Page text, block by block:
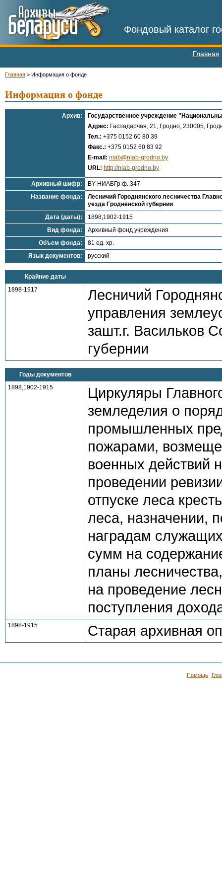
Фондовый каталог
Главная
Главная > Информация о фонде
Информация о фонде
Архив:
Государственное учреждение
Адрес: Гаспадарчая, 21, Гродно, 230005,
Тел.: +375 0152 60 80 39
Факс.: +375 0152 60 83 92
E-mail: niab@niab-grodno.by
URL: http://niab-grodno.by
Архивный шифр:
BY НИАБГр ф. 347
Название фонда:
Лесничий Городнянского лесничества
уезда Гродненской губернии
Дата (даты):
1898,1902-1915
Вид фонда:
Архивный фонд учреждения
Объем фонда:
81 ед. хр.
Язык документов:
русский
Крайние даты
1898-1917
Лесничий
управления
зашт.г. Васильков
губернии
Годы документов
1898,1902-1915
Циркуляры
земледелия о
промышленных
пожарами,
военных действий
проведении
отпуске леса
леса, назначении,
наградам
сумм на
планы
на проведение
поступления
1898-1915 Старая архивная
Помощь